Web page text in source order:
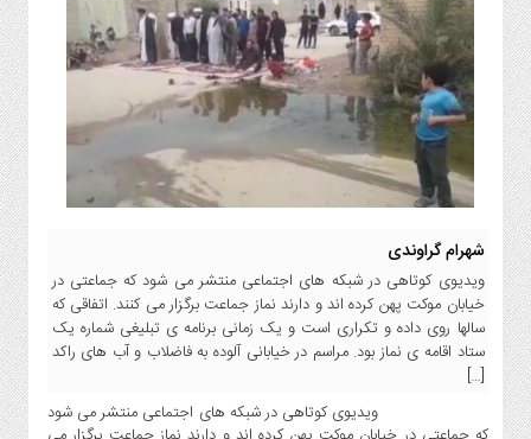
انتخابات
ویدئو
دسترسی
سریع
خبر
شرایط
استفاده
ثبت
نام
ورود
به
سایت
شهرام گراوندی
ویدیوی کوتاهی در شبکه های اجتماعی منتشر می شود که جماعتی در
خیابان موکت پهن کرده اند و دارند نماز جماعت برگزار می کنند. اتفاقی که
سالها روی داده و تکراری است و یک زمانی برنامه ی تبلیغی شماره یک
ستاد اقامه ی نماز بود. مراسم در خیابانی آلوده به فاضلاب و آب های راکد
[…]
ویدیوی کوتاهی در شبکه های اجتماعی منتشر می شود